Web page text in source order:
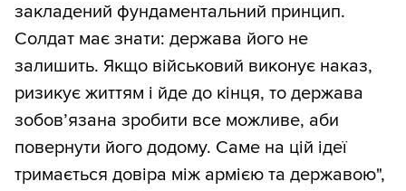
закладений фундаментальний принцип.
Солдат має знати: держава його не
залишить. Якщо військовий виконує наказ,
ризикує життям і йде до кінця, то держава
зобов’язана зробити все можливе, аби
повернути його додому. Саме на цій ідеї
тримається довіра між армією та державою",